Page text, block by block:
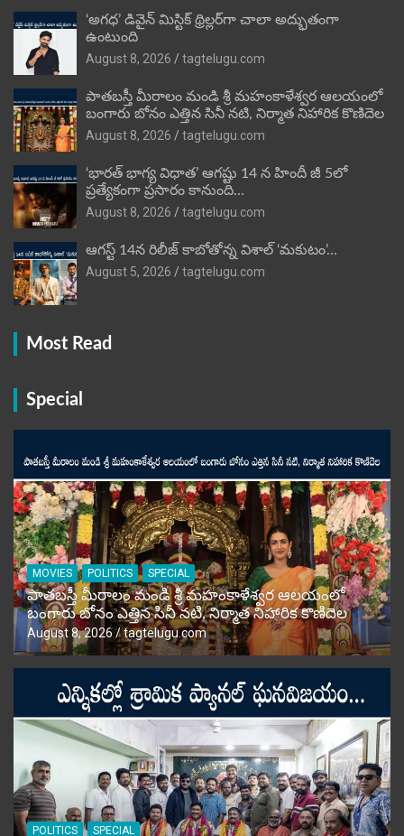
‘అగధ’ డివైన్ మిస్టిక్ థ్రిల్లర్‌గా చాలా అద్భుతంగా
ఉంటుంది
August 8, 2026
tagtelugu.com
పాతబస్తీ మీరాలం మండి శ్రీ మహంకాళేశ్వర ఆలయంలో
బంగారు బోనం ఎత్తిన సినీ నటి, నిర్మాత నిహారిక కొణిదెల
August 8, 2026
tagtelugu.com
‘భారత్ భాగ్య విధాత’ ఆగష్టు 14 న హిందీ జీ 5లో
ప్రత్యేకంగా ప్రసారం కానుంది…
August 8, 2026
tagtelugu.com
ఆగస్ట్ 14న రిలీజ్ కాబోతోన్న విశాల్ ‘మకుటం’…
August 5, 2026
tagtelugu.com
Most Read
Special
MOVIES POLITICS SPECIAL
పాతబస్తీ మీరాలం మండి శ్రీ మహంకాళేశ్వర ఆలయంలో
బంగారు బోనం ఎత్తిన సినీ నటి, నిర్మాత నిహారిక కొణిదెల
August 8, 2026 tagtelugu.com
POLITICS SPECIAL